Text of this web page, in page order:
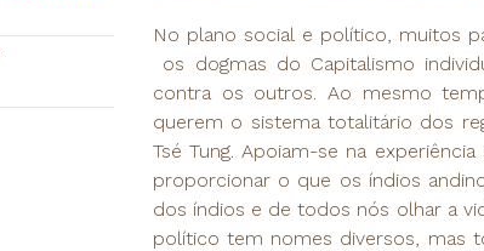
No plano social e político, muitos
os dogmas do Capitalismo
contra os outros. Ao mesmo
querem o sistema totalitário dos
Tsé Tung. Apoiam-se na
proporcionar o que os índios
dos índios e de todos nós olhar a
político tem nomes diversos, mas